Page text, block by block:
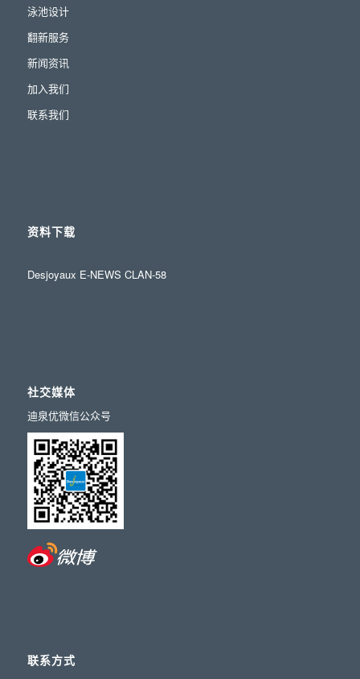
泳池设计
翻新服务
新闻资讯
加入我们
联系我们
资料下载
Desjoyaux E-NEWS CLAN-58
社交媒体
迪泉优微信公众号
联系方式